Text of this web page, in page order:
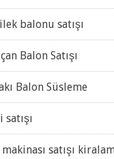
balonu satışı
Balon Satışı
Balon Süsleme
satışı